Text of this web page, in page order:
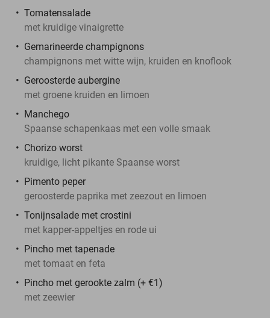
Tomatensalade
met kruidige vinaigrette
Gemarineerde champignons
champignons met witte wijn, kruiden en knoflook
Geroosterde aubergine
met groene kruiden en limoen
Manchego
Spaanse schapenkaas met een volle smaak
Chorizo worst
kruidige, licht pikante Spaanse worst
Pimento peper
geroosterde paprika met zeezout en limoen
Tonijnsalade met crostini
met kapper-appeltjes en rode ui
Pincho met tapenade
met tomaat en feta
Pincho met gerookte zalm (+ €1)
met zeewier